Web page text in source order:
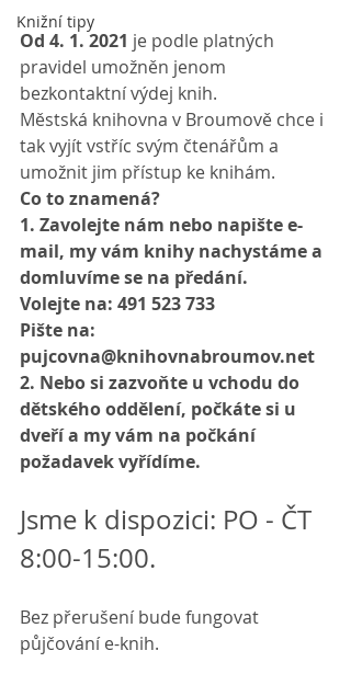
Knižní tipy
Od 4. 1. 2021 je podle platných
pravidel umožněn jenom
bezkontaktní výdej knih.
Městská knihovna v Broumově chce i
tak vyjít vstříc svým čtenářům a
umožnit jim přístup ke knihám.
Co to znamená?
1. Zavolejte nám nebo napište e-
mail, my vám knihy nachystáme a
domluvíme se na předání.
Volejte na: 491 523 733
Pište na:
pujcovna@knihovnabroumov.net
2. Nebo si zazvoňte u vchodu do
dětského oddělení, počkáte si u
dveří a my vám na počkání
požadavek vyřídíme.
Jsme k dispozici: PO - ČT
8:00-15:00.
Bez přerušení bude fungovat
půjčování e-knih.